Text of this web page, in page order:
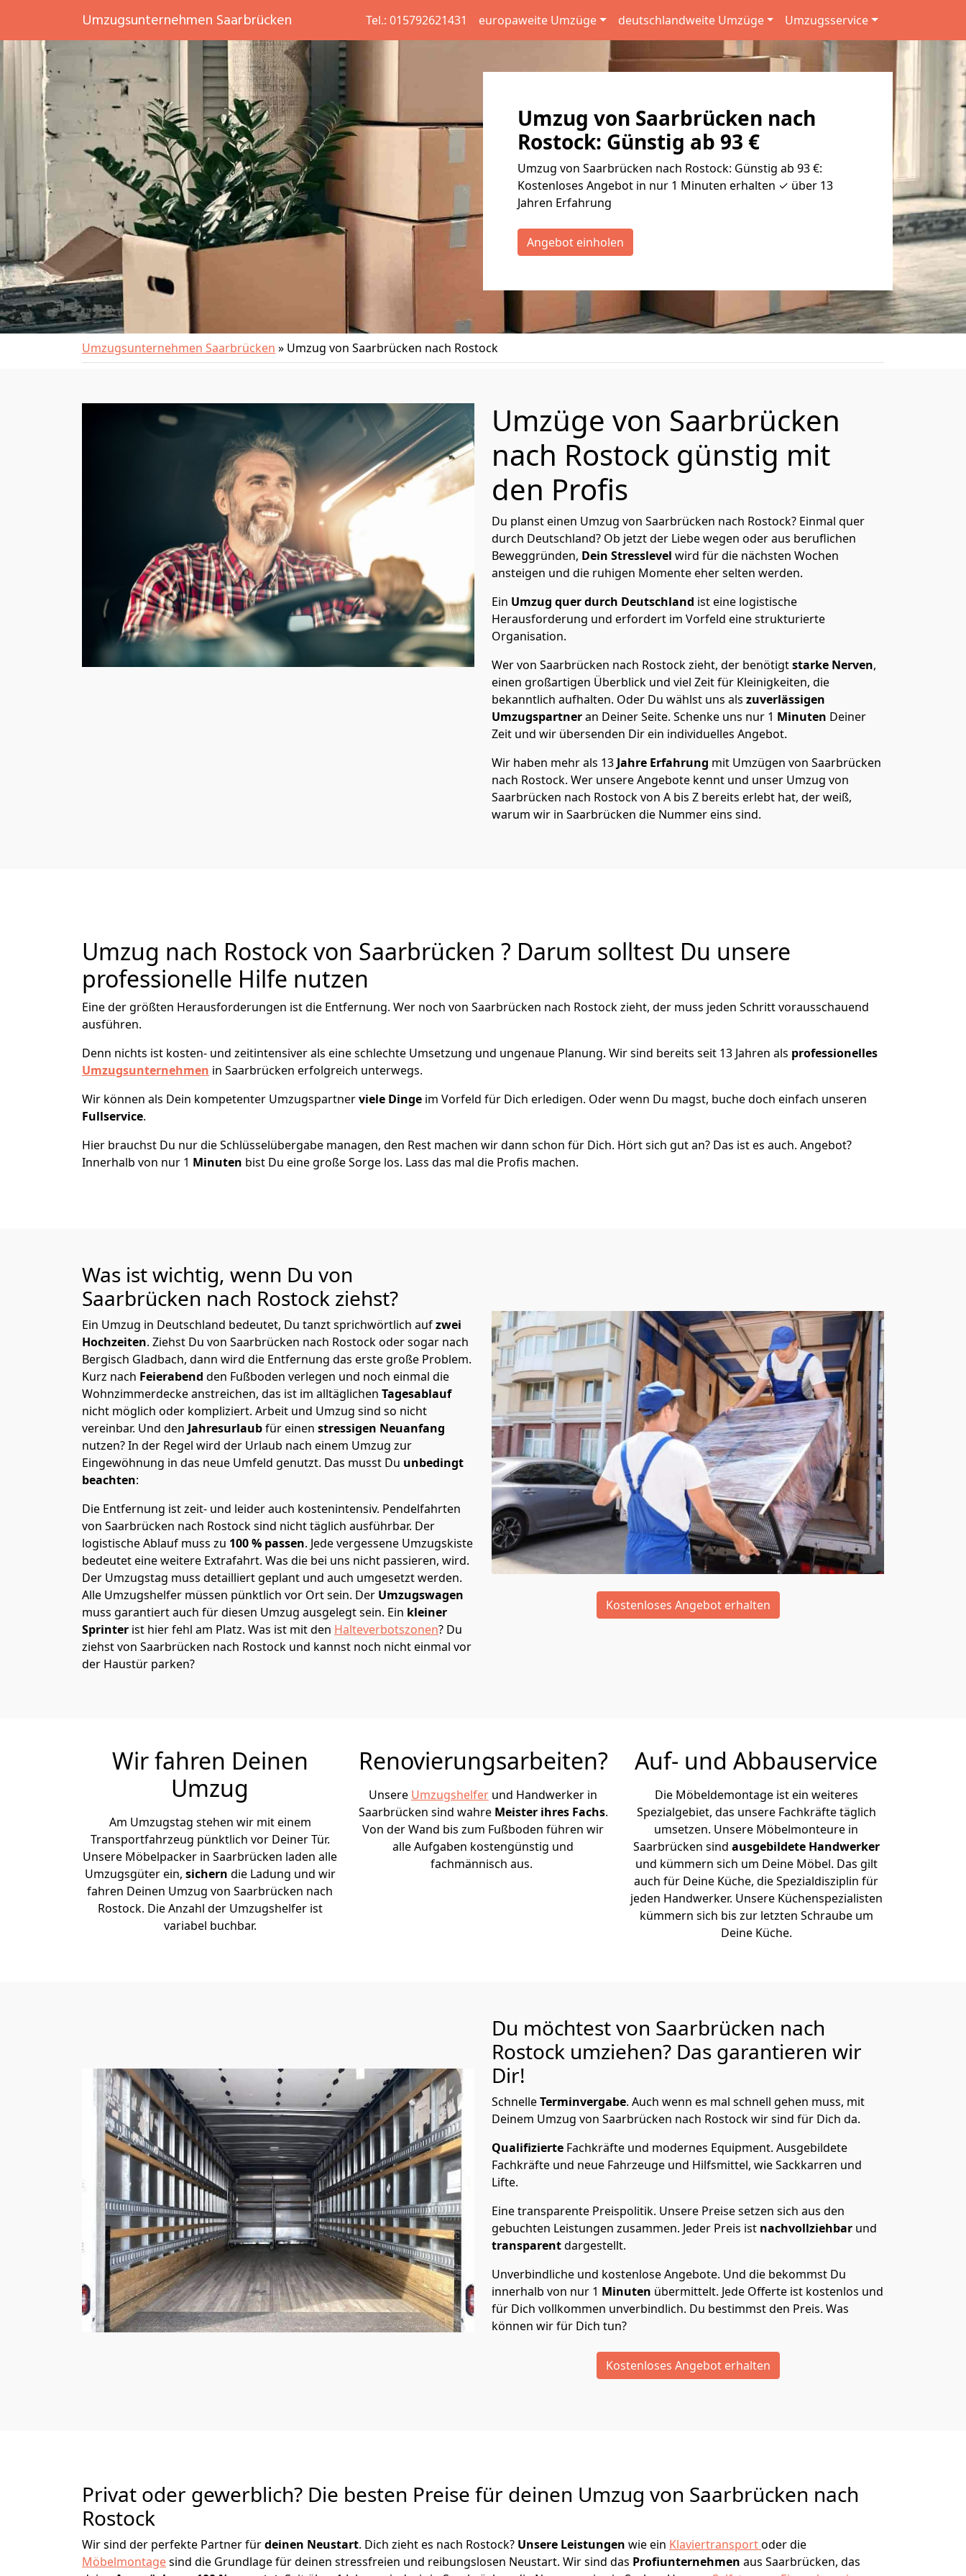
Umzugsunternehmen Saarbrücken Tel.: 015792621431 europaweite Umzüge deutschlandweite Umzüge Umzugsservice
Umzug von Saarbrücken nach
Rostock: Günstig ab 93 €
Umzug von Saarbrücken nach Rostock: Günstig ab 93 €:
Kostenloses Angebot in nur 1 Minuten erhalten ✓ über 13
Jahren Erfahrung
Angebot einholen
Umzugsunternehmen Saarbrücken » Umzug von Saarbrücken nach Rostock
Umzüge von Saarbrücken
nach Rostock günstig mit
den Profis
Du planst einen Umzug von Saarbrücken nach Rostock? Einmal quer
durch Deutschland? Ob jetzt der Liebe wegen oder aus beruflichen
Beweggründen, Dein Stresslevel wird für die nächsten Wochen
ansteigen und die ruhigen Momente eher selten werden.
Ein Umzug quer durch Deutschland ist eine logistische
Herausforderung und erfordert im Vorfeld eine strukturierte
Organisation.
Wer von Saarbrücken nach Rostock zieht, der benötigtstarke Nerven,
einen großartigen Überblick und viel Zeit für Kleinigkeiten, die
bekanntlich aufhalten. Oder Du wählst uns als zuverlässigen
Umzugspartneran Deiner Seite. Schenke uns nur 1 Minuten Deiner
Zeit und wir übersenden Dir ein individuelles Angebot.
Wir haben mehr als 13 Jahre Erfahrung mit Umzügen von Saarbrücken
nach Rostock. Wer unsere Angebote kennt und unser Umzug von
Saarbrücken nach Rostock von A bis Z bereits erlebt hat, der weiß,
warum wir in Saarbrücken die Nummer eins sind.
Umzug nach Rostock von Saarbrücken ? Darum solltest Du unsere
professionelle Hilfe nutzen
Eine der größten Herausforderungen ist die Entfernung. Wer noch von Saarbrücken nach Rostock zieht, der muss jeden Schritt vorausschauend
ausführen.
Denn nichts ist kosten- und zeitintensiver als eine schlechte Umsetzung und ungenaue Planung. Wir sind bereits seit 13 Jahren als professionelles
Umzugsunternehmen in Saarbrücken erfolgreich unterwegs.
Wir können als Dein kompetenter Umzugspartnerviele Dinge im Vorfeld für Dich erledigen. Oder wenn Du magst, buche doch einfach unseren
Fullservice.
Hier brauchst Du nur die Schlüsselübergabe managen, den Rest machen wir dann schon für Dich. Hört sich gut an? Das ist es auch. Angebot?
Innerhalb von nur 1 Minuten bist Du eine große Sorge los. Lass das mal die Profis machen.
Was ist wichtig, wenn Du von
Saarbrücken nach Rostock ziehst?
Ein Umzug in Deutschland bedeutet, Du tanzt sprichwörtlich aufzwei
Hochzeiten. Ziehst Du von Saarbrücken nach Rostock oder sogar nach
Bergisch Gladbach, dann wird die Entfernung das erste große Problem.
Kurz nach Feierabend den Fußboden verlegen und noch einmal die
Wohnzimmerdecke anstreichen, das ist im alltäglichen Tagesablauf
nicht möglich oder kompliziert. Arbeit und Umzug sind so nicht
vereinbar. Und den Jahresurlaubfür einen stressigen Neuanfang
nutzen? In der Regel wird der Urlaub nach einem Umzug zur
Eingewöhnung in das neue Umfeld genutzt. Das musst Du unbedingt
beachten:
Die Entfernung ist zeit- und leider auch kostenintensiv. Pendelfahrten
von Saarbrücken nach Rostock sind nicht täglich ausführbar. Der
logistische Ablauf muss zu 100 % passen. Jede vergessene Umzugskiste
bedeutet eine weitere Extrafahrt. Was die bei uns nicht passieren, wird.
Der Umzugstag muss detailliert geplant und auch umgesetzt werden.
Alle Umzugshelfer müssen pünktlich vor Ort sein. Der Umzugswagen
muss garantiert auch für diesen Umzug ausgelegt sein. Ein kleiner
Sprinter ist hier fehl am Platz. Was ist mit den Halteverbotszonen? Du
ziehst von Saarbrücken nach Rostock und kannst noch nicht einmal vor
der Haustür parken?
Kostenloses Angebot erhalten
Wir fahren Deinen
Umzug
Am Umzugstag stehen wir mit einem
Transportfahrzeug pünktlich vor Deiner Tür.
Unsere Möbelpacker in Saarbrücken laden alle
Umzugsgüter ein, sichern die Ladung und wir
fahren Deinen Umzug von Saarbrücken nach
Rostock. Die Anzahl der Umzugshelfer ist
variabel buchbar.
Renovierungsarbeiten?
Unsere Umzugshelfer und Handwerker in
Saarbrücken sind wahre Meister ihres Fachs.
Von der Wand bis zum Fußboden führen wir
alle Aufgaben kostengünstig und
fachmännisch aus.
Auf- und Abbauservice
Die Möbeldemontage ist ein weiteres
Spezialgebiet, das unsere Fachkräfte täglich
umsetzen. Unsere Möbelmonteure in
Saarbrücken sind ausgebildete Handwerker
und kümmern sich um Deine Möbel. Das gilt
auch für Deine Küche, die Spezialdisziplin für
jeden Handwerker. Unsere Küchenspezialisten
kümmern sich bis zur letzten Schraube um
Deine Küche.
Du möchtest von Saarbrücken nach
Rostock umziehen? Das garantieren wir
Dir!
SchnelleTerminvergabe. Auch wenn es mal schnell gehen muss, mit
Deinem Umzug von Saarbrücken nach Rostock wir sind für Dich da.
Qualifizierte Fachkräfte und modernes Equipment. Ausgebildete
Fachkräfte und neue Fahrzeuge und Hilfsmittel, wie Sackkarren und
Lifte.
Eine transparente Preispolitik. Unsere Preise setzen sich aus den
gebuchten Leistungen zusammen. Jeder Preis ist nachvollziehbar und
transparentdargestellt.
Unverbindliche und kostenlose Angebote. Und die bekommst Du
innerhalb von nur 1 Minuten übermittelt. Jede Offerte ist kostenlos und
für Dich vollkommen unverbindlich. Du bestimmst den Preis. Was
können wir für Dich tun?
Kostenloses Angebot erhalten
Privat oder gewerblich? Die besten Preise für deinen Umzug von Saarbrücken nach
Rostock
Wir sind der perfekte Partner fürdeinen Neustart. Dich zieht es nach Rostock? Unsere Leistungen wie ein Klaviertransportoder die
Möbelmontagesind die Grundlage für deinen stressfreien und reibungslosen Neustart. Wir sind das Profiunternehmen aus Saarbrücken, das